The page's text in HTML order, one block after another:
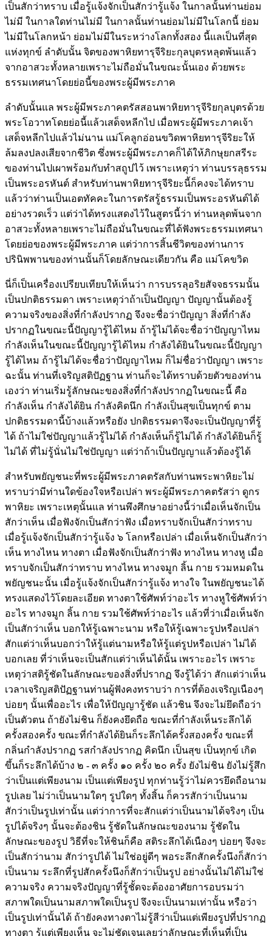
เป็นสักว่าทราบ เมื่อรู้แจ้งจักเป็นสักว่ารู้แจ้ง ในกาลนั้นท่านย่อม
ไม่มี ในกาลใดท่านไม่มี ในกาลนั้นท่านย่อมไม่มีในโลกนี้ ย่อม
ไม่มีในโลกหน้า ย่อมไม่มีในระหว่างโลกทั้งสอง นี้แลเป็นที่สุด
แห่งทุกข์ ลำดับนั้น จิตของพาหิยทารุจีริยะกุลบุตรหลุดพ้นแล้ว
จากอาสวะทั้งหลายเพราะไม่ถือมั่นในขณะนั้นเอง ด้วยพระ
ธรรมเทศนาโดยย่อนี้ของพระผู้มีพระภาค
ลำดับนั้นแล พระผู้มีพระภาคตรัสสอนพาหิยทารุจีริยกุลบุตรด้วย
พระโอวาทโดยย่อนี้แล้วเสด็จหลีกไป เมื่อพระผู้มีพระภาคเจ้า
เสด็จหลีกไปแล้วไม่นาน แม่โคลูกอ่อนขวิดพาหิยทารุจีริยะให้
ล้มลงปลงเสียจากชีวิต ซึ่งพระผู้มีพระภาคก็ได้ให้ภิกษุยกสรีระ
ของท่านไปเผาพร้อมกับทำสถูปไว้ เพราะเหตุว่า ท่านบรรลุธรรม
เป็นพระอรหันต์ สำหรับท่านพาหิยทารุจีริยะนี้ก็คงจะได้ทราบ
แล้วว่าท่านเป็นเอตทัคคะในการตรัสรู้ธรรมเป็นพระอรหันต์ได้
อย่างรวดเร็ว แต่ว่าได้ทรงแสดงไว้ในสูตรนี้ว่า ท่านหลุดพ้นจาก
อาสวะทั้งหลายเพราะไม่ถือมั่นในขณะที่ได้ฟังพระธรรมเทศนา
โดยย่อของพระผู้มีพระภาค แต่ว่าการสิ้นชีวิตของท่านการ
ปรินิพพานของท่านนั้นก็โดยลักษณะเดียวกัน คือ แม่โคขวิด
นี่ก็เป็นเครื่องเปรียบเทียบให้เห็นว่า การบรรลุอริยสัจจธรรมนั้น
เป็นปกติธรรมดา เพราะเหตุว่าถ้าเป็นปัญญา ปัญญานั้นต้องรู้
ความจริงของสิ่งที่กำลังปรากฏ จึงจะชื่อว่าปัญญา สิ่งที่กำลัง
ปรากฏในขณะนี้ปัญญารู้ได้ไหม ถ้ารู้ไม่ได้จะชื่อว่าปัญญาไหม
กำลังเห็นในขณะนี้ปัญญารู้ได้ไหม กำลังได้ยินในขณะนี้ปัญญา
รู้ได้ไหม ถ้ารู้ไม่ได้จะชื่อว่าปัญญาไหม ก็ไม่ชื่อว่าปัญญา เพราะ
ฉะนั้น ท่านที่เจริญสติปัฏฐาน ท่านก็จะได้ทราบด้วยตัวของท่าน
เองว่า ท่านเริ่มรู้ลักษณะของสิ่งที่กำลังปรากฏในขณะนี้ คือ
กำลังเห็น กำลังได้ยิน กำลังคิดนึก กำลังเป็นสุขเป็นทุกข์ ตาม
ปกติธรรมดานี้บ้างแล้วหรือยัง ปกติธรรมดาจึงจะเป็นปัญญาที่รู้
ได้ ถ้าไม่ใช่ปัญญาแล้วรู้ไม่ได้ กำลังเห็นก็รู้ไม่ได้ กำลังได้ยินก็รู้
ไม่ได้ ที่ไม่รู้นั่นไม่ใช่ปัญญา แต่ว่าถ้าเป็นปัญญาแล้วต้องรู้ได้
สำหรับพยัญชนะที่พระผู้มีพระภาคตรัสกับท่านพระพาหิยะไม่
ทราบว่ามีท่านใดข้องใจหรือเปล่า พระผู้มีพระภาคตรัสว่า ดูกร
พาหิยะ เพราะเหตุนั้นแล ท่านพึงศึกษาอย่างนี้ว่าเมื่อเห็นจักเป็น
สักว่าเห็น เมื่อฟังจักเป็นสักว่าฟัง เมื่อทราบจักเป็นสักว่าทราบ
เมื่อรู้แจ้งจักเป็นสักว่ารู้แจ้ง ๖ โลกหรือเปล่า เมื่อเห็นจักเป็นสักว่า
เห็น ทางไหน ทางตา เมื่อฟังจักเป็นสักว่าฟัง ทางไหน ทางหู เมื่อ
ทราบจักเป็นสักว่าทราบ ทางไหน ทางจมูก ลิ้น กาย รวมหมดใน
พยัญชนะนั้น เมื่อรู้แจ้งจักเป็นสักว่ารู้แจ้ง ทางใจ ในพยัญชนะได้
ทรงแสดงไว้โดยละเอียด ทางตาใช้ศัพท์ว่าอะไร ทางหูใช้ศัพท์ว่า
อะไร ทางจมูก ลิ้น กาย รวมใช้ศัพท์ว่าอะไร แล้วที่ว่าเมื่อเห็นจัก
เป็นสักว่าเห็น บอกให้รู้เฉพาะนาม หรือให้รู้เฉพาะรูปหรือเปล่า
สักแต่ว่าเห็นบอกว่าให้รู้แต่นามหรือให้รู้แต่รูปหรือเปล่า ไม่ได้
บอกเลย ที่ว่าเห็นจะเป็นสักแต่ว่าเห็นได้นั้น เพราะอะไร เพราะ
เหตุว่าสติรู้ชัดในลักษณะของสิ่งที่ปรากฏ จึงรู้ได้ว่า สักแต่ว่าเห็น
เวลาเจริญสติปัฏฐานท่านผู้ฟังคงทราบว่า การที่ต้องเจริญเนืองๆ
บ่อยๆ นั้นเพื่ออะไร เพื่อให้ปัญญารู้ชัด แล้วชิน จึงจะไม่ยึดถือว่า
เป็นตัวตน ถ้ายังไม่ชิน ก็ยังคงยึดถือ ขณะที่กำลังเห็นระลึกได้
ครั้งสองครั้ง ขณะที่กำลังได้ยินก็ระลึกได้ครั้งสองครั้ง ขณะที่
กลิ่นกำลังปรากฏ รสกำลังปรากฏ คิดนึก เป็นสุข เป็นทุกข์ เกิด
ขึ้นก็ระลึกได้บ้าง ๒ - ๓ ครั้ง ๑๐ ครั้ง ๒๐ ครั้ง ยังไม่ชิน ยังไม่รู้สึก
ว่าเป็นแต่เพียงนาม เป็นแต่เพียงรูป ทุกท่านรู้ว่าไม่ควรยึดถือนาม
รูปเลย ไม่ว่าเป็นนามใดๆ รูปใดๆ ทั้งสิ้น ก็ควรสักว่าเป็นนาม
สักว่าเป็นรูปเท่านั้น แต่ว่าการที่จะสักแต่ว่าเป็นนามได้จริงๆ เป็น
รูปได้จริงๆ นั้นจะต้องชิน รู้ชัดในลักษณะของนาม รู้ชัดใน
ลักษณะของรูป วิธีที่จะให้ชินก็คือ สติระลึกได้เนืองๆ บ่อยๆ จึงจะ
เป็นสักว่านาม สักว่ารูปได้ ไม่ใช่อยู่ดีๆ พอระลึกสักครั้งนึงก็สักว่า
เป็นนาม ระลึกที่รูปสักครั้งนึงก็สักว่าเป็นรูป อย่างนั้นไม่ได้ไม่ใช่
ความจริง ความจริงปัญญาที่รู้ชั้ดจะต้องอาศัยการอบรมว่า
สภาพใดเป็นนามสภาพใดเป็นรูป จึงจะเป็นนามเท่านั้น หรือว่า
เป็นรูปเท่านั้นได้ ถ้ายังคงทางตาไม่รู้สีว่าเป็นแต่เพียงรูปที่ปรากฏ
ทางตา รู้แต่เพียงเห็น จะไม่ชัดเจนเลยว่าลักษณะที่เห็นที่เป็น